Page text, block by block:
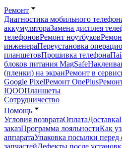
Ремонт
Диагностика мобильного
аккумулятораЗамена дисплея
телефоновРемонт ноутбуков
инженераПереустановка
планшетовПрошивка телефона
блоков питания MagSafe
(пленки) на экранРемонт в
Google PixelРемонт OnePlus
IQOOПланшеты
Сотрудничество
Помощь
Условия возвратаОплатаДоставка
заказПрограмма лояльностиКак
аппаратаУпаковка посылки перед
запчастейДефекты после